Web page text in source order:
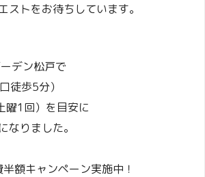
トをお待ちしています。
デン松戸で
歩5分）
1回）を目安に
なりました。
額キャンペーン実施中！